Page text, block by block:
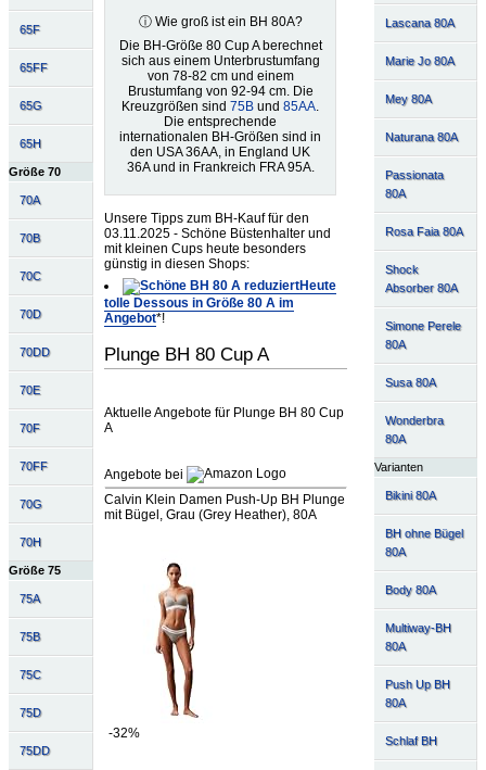
65F
65FF
65G
65H
Größe 70
70A
70B
70C
70D
70DD
70E
70F
70FF
70G
70H
Größe 75
75A
75B
75C
75D
75DD
Lascana 80A
Marie Jo 80A
Mey 80A
Naturana 80A
Passionata
80A
Rosa Faia 80A
Shock
Absorber 80A
Simone Perele
80A
Susa 80A
Wonderbra
80A
Varianten
Bikini 80A
BH ohne Bügel
80A
Body 80A
Multiway-BH
80A
Push Up BH
80A
Schlaf BH
ⓘ Wie groß ist ein BH 80A?
Die BH-Größe 80 Cup A berechnet
sich aus einem Unterbrustumfang
von 78-82 cm und einem
Brustumfang von 92-94 cm. Die
Kreuzgrößen sind75B und85AA
Die entsprechende
internationalen BH-Größen sind in
den USA 36AA, in England UK
36A und in Frankreich FRA 95A.
Unsere Tipps zum BH-Kauf für den
03.11.2025 - Schöne Büstenhalter und
mit kleinen Cups heute besonders
günstig in diesen Shops:
Heute
tolle Dessous in Größe 80 A im
Angebot*!
Plunge BH 80 Cup A
Aktuelle Angebote für Plunge BH 80 Cup
A
Angebote bei
Calvin Klein Damen Push-Up BH Plunge
mit Bügel, Grau (Grey Heather), 80A
-32%